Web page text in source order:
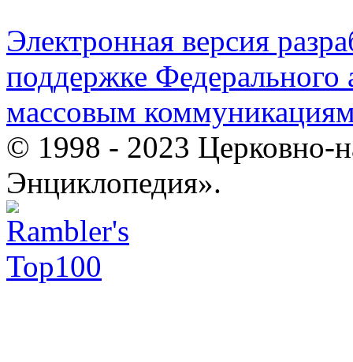
Электронная версия
поддержке Федерального
массовым
© 1998 - 2023 Церковно-
Энциклопедия».